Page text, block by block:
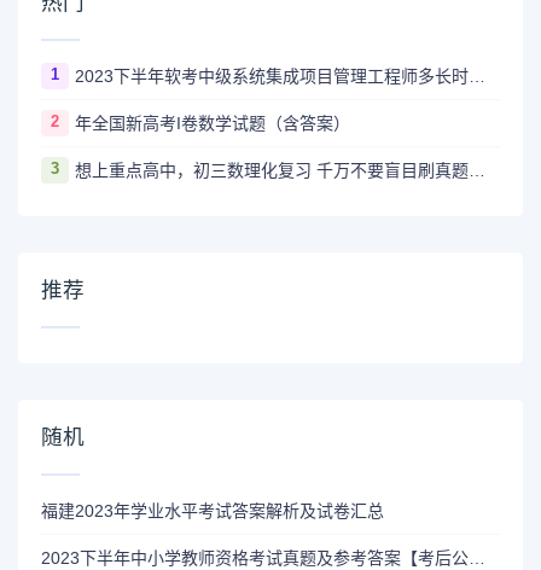
1 2023下半年软考中级系统集成项目管理工程师多长时间出成绩
2 年全国新高考I卷数学试题（含答案）
3 想上重点高中，初三数理化复习 千万不要盲目刷真题卷和模拟卷！
推荐
随机
福建2023年学业水平考试答案解析及试卷汇总
2023下半年中小学教师资格考试真题及参考答案【考后公布】